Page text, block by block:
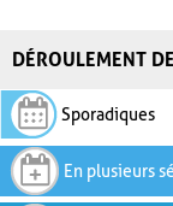
DÉROULEMENT
Sporadiques
En plusieurs